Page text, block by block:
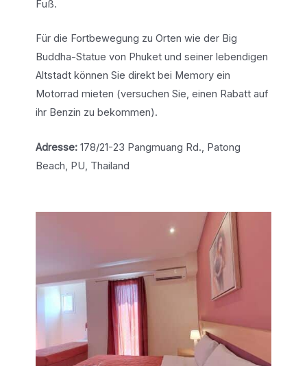
Fuß.
Für die Fortbewegung zu Orten wie der Big
Buddha-Statue von Phuket und seiner lebendigen
Altstadt können Sie direkt bei Memory ein
Motorrad mieten (versuchen Sie, einen Rabatt auf
ihr Benzin zu bekommen).
Adresse:178/21-23 Pangmuang Rd., Patong
Beach, PU, Thailand